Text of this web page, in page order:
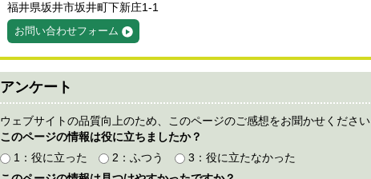
福井県坂井市坂井町下新庄1-1
お問い合わせフォーム
アンケート
ウェブサイトの品質向上のため、このページのご感想をお聞かせください
このページの情報は役に立ちましたか？
1：役に立った
2：ふつう
3：役に立たなかった